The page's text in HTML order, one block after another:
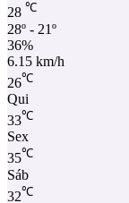
28 ℃
28º - 21º
36%
6.15 km/h
26℃
Qui
33℃
Sex
35℃
Sáb
32℃